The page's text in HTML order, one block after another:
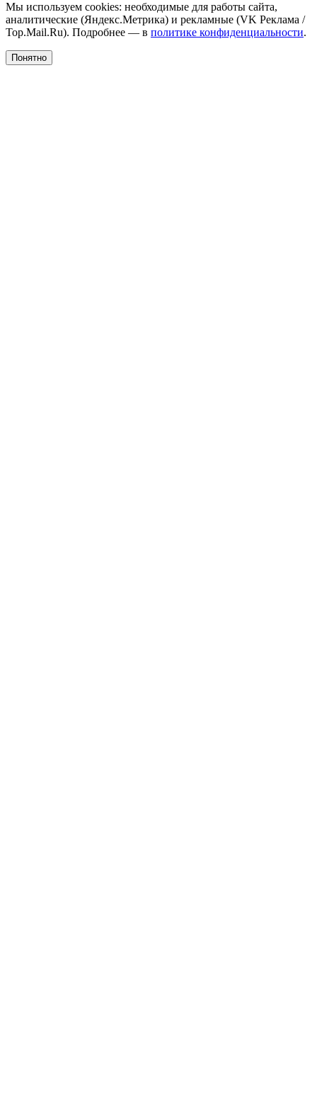
Мы используем cookies: необходимые для работы сайта,
аналитические (Яндекс.Метрика) и рекламные (VK Реклама /
Top.Mail.Ru). Подробнее — в политике конфиденциальности.
Понятно